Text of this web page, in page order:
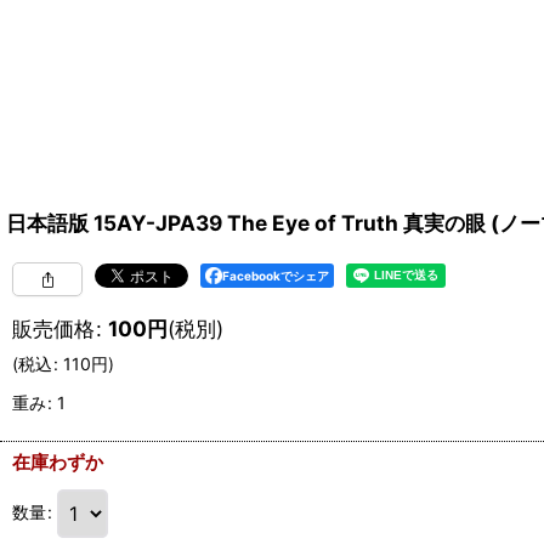
日本語版 15AY-JPA39 The Eye of Truth 真実の眼 (ノ
Facebookでシェア
販売価格: 100円(税別)
(税込: 110円)
重み: 1
在庫わずか
数量: